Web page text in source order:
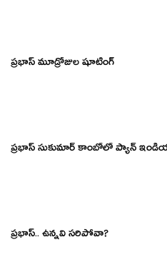
ప్రభాస్ మూడ్రోజుల షూటింగ్
ప్రభాస్ సుకుమార్ కాంబోలో ప్యాన్
ప్రభాస్.. ఉన్నవి సరిపోవా?